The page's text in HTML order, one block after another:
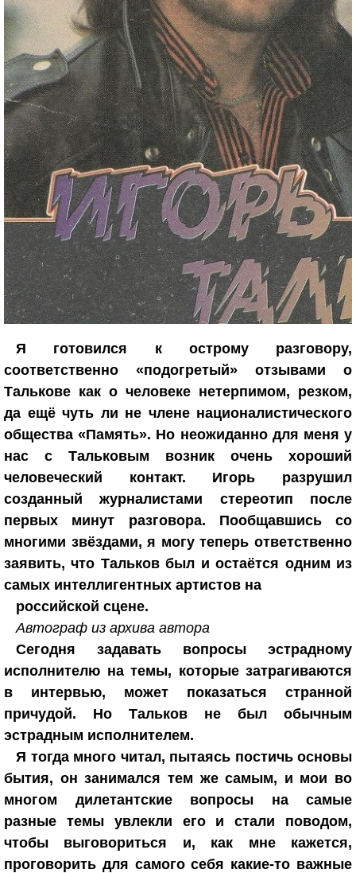
Я готовился к острому разговору,
соответственно «подогретый» отзывами о
Талькове как о человеке нетерпимом, резком,
да ещё чуть ли не члене националистического
общества «Память». Но неожиданно для меня у
нас с Тальковым возник очень хороший
человеческий контакт. Игорь разрушил
созданный журналистами стереотип после
первых минут разговора. Пообщавшись со
многими звёздами, я могу теперь ответственно
заявить, что Тальков был и остаётся одним из
самых интеллигентных артистов на
российской сцене.
Автограф из архива автора
Сегодня задавать вопросы эстрадному
исполнителю на темы, которые затрагиваются
в интервью, может показаться странной
причудой. Но Тальков не был обычным
эстрадным исполнителем.
Я тогда много читал, пытаясь постичь основы
бытия, он занимался тем же самым, и мои во
многом дилетантские вопросы на самые
разные темы увлекли его и стали поводом,
чтобы выговориться и, как мне кажется,
проговорить для самого себя какие-то важные